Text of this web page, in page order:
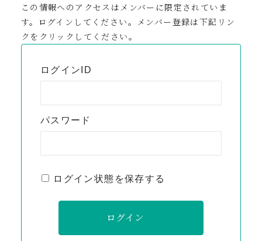
この情報へのアクセスはメンバーに限定されていま
す。ログインしてください。メンバー登録は下記リン
クをクリックしてください。
ログインID
パスワード
ログイン状態を保存する